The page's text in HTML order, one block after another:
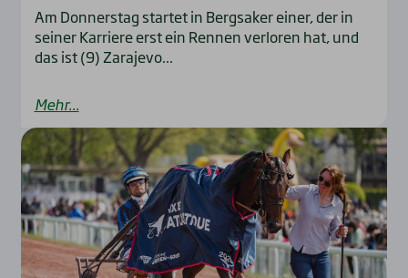
Am Donnerstag startet in Bergsaker einer, der in
seiner Karriere erst ein Rennen verloren hat, und
das ist (9) Zarajevo...
Mehr...